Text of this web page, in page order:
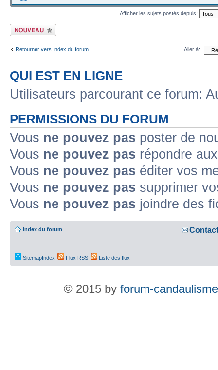
Afficher les sujets postés depuis:
Écrire un nouveau
sujet
Retourner vers Index du forum Aller à:
QUI EST EN LIGNE
Utilisateurs parcourant ce forum:
PERMISSIONS DU FORUM
Vous ne pouvez pas poster de
Vous ne pouvez pas répondre
Vous ne pouvez pas éditer vos
Vous ne pouvez pas supprimer
Vous ne pouvez pas joindre des
Index du forum Contact
SitemapIndex Flux RSS Liste des flux
© 2015 by forum-